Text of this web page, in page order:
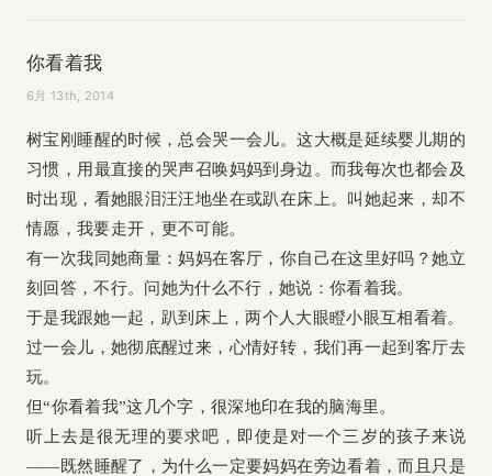
你看着我
6月 13th, 2014
树宝刚睡醒的时候，总会哭一会儿。这大概是延续婴儿期的
习惯，用最直接的哭声召唤妈妈到身边。而我每次也都会及
时出现，看她眼泪汪汪地坐在或趴在床上。叫她起来，却不
情愿，我要走开，更不可能。
有一次我同她商量：妈妈在客厅，你自己在这里好吗？她立
刻回答，不行。问她为什么不行，她说：你看着我。
于是我跟她一起，趴到床上，两个人大眼瞪小眼互相看着。
过一会儿，她彻底醒过来，心情好转，我们再一起到客厅去
玩。
但“你看着我”这几个字，很深地印在我的脑海里。
听上去是很无理的要求吧，即使是对一个三岁的孩子来说
——既然睡醒了，为什么一定要妈妈在旁边看着，而且只是